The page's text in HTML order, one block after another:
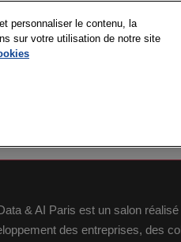
& AI Paris est un salon
des entreprises, des
personnaliser le contenu, la
sur votre utilisation de notre site